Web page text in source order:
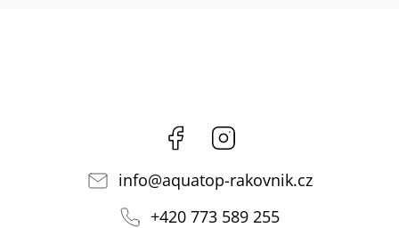
Facebook
info@aquatop-rakovnik.cz
+420 773 589 255